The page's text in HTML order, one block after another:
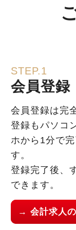
STEP.1
会員登録
会員登録は完
登録もパソコ
ホから1分で完
す。
登録完了後、
できます。
→ 会計求人